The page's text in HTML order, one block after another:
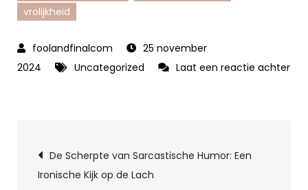
vrolijkheid
25 november
2024
Uncategorized
Laat een reactie achter
Humor:
Grappige
Berichtnavigatie
De Scherpte van Sarcastische Humor: Een
Ironische Kijk op de Lach